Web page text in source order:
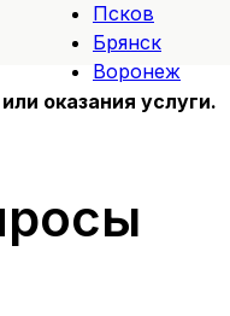
оказания услуги.
Псков
Брянск
Воронеж